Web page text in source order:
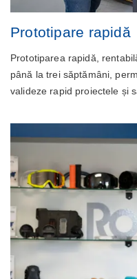
Prototipare rapidă
Prototiparea rapidă,
până la trei săptămâni,
valideze rapid proiectele și